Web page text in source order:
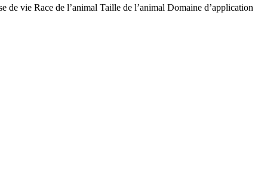
de vie Race de l’animal Taille de l’animal Domaine d’application